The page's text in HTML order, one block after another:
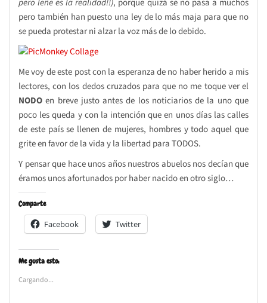
pero leñe es la realidad!!), porque quizá se no pasa a muchos
pero también han puesto una ley de lo más maja para que no
se pueda protestar ni alzar la voz más de lo debido.
Me voy de este post con la esperanza de no haber herido a mis
lectores, con los dedos cruzados para que no me toque ver el
NODO en breve justo antes de los noticiarios de la uno que
poco les queda y con la intención que en unos días las calles
de este país se llenen de mujeres, hombres y todo aquel que
grite en favor de la vida y la libertad para TODOS.
Y pensar que hace unos años nuestros abuelos nos decían que
éramos unos afortunados por haber nacido en otro siglo…
Comparte
Facebook Twitter
Me gusta esto:
Cargando...